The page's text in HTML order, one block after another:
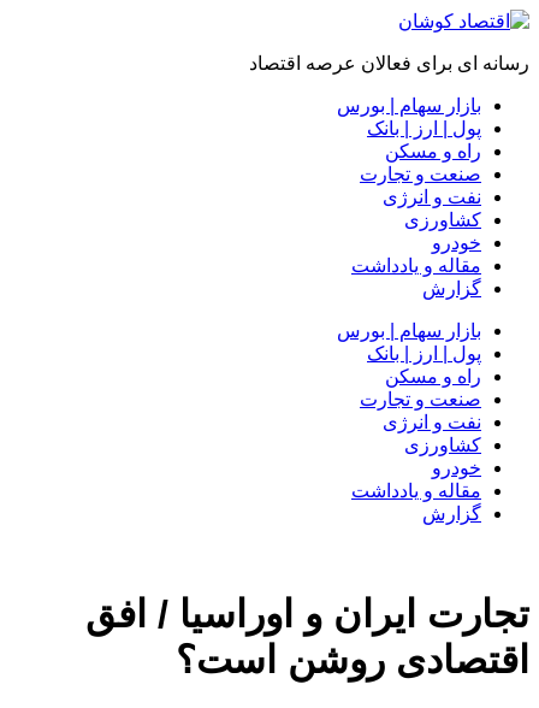
رسانه ای برای فعالان عرصه اقتصاد
بازار سهام | بورس
پول | ارز | بانک
راه و مسکن
صنعت و تجارت
نفت و انرژی
کشاورزی
خودرو
مقاله و یادداشت
گزارش
بازار سهام | بورس
پول | ارز | بانک
راه و مسکن
صنعت و تجارت
نفت و انرژی
کشاورزی
خودرو
مقاله و یادداشت
گزارش
تجارت ایران و اوراسیا / افق
اقتصادی روشن است؟